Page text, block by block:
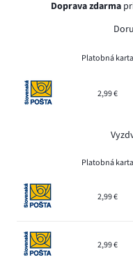
Doprava zdarma
Platobná karta
2,99 €
Platobná karta
2,99 €
2,99 €